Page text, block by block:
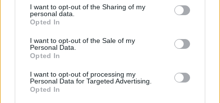
not limited to your visit or usage behaviour. You may click to
grant or deny consent to Google and its third-party tags to
use your data for below specified purposes in below Google
consent section.
I want to opt-out of the Sharing of my
personal data.
Opted In
I want to opt-out of the Sale of my
Personal Data.
Opted In
I want to opt-out of processing my
Personal Data for Targeted Advertising.
Opted In
nevajadzētu novietot
televizoru
nevienas. NBS skaidro,
kāpēc augstākais
garantēts